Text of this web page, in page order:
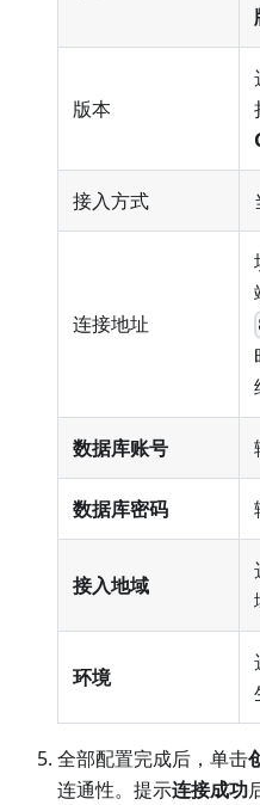
版本
接入方式
连接地址
数据库账号
数据库密码
接入地域
环境
全部配置完成后，单击
连通性。提示连接成功